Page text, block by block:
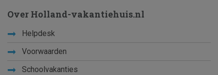
Over Holland-vakantiehuis.nl
Helpdesk
Voorwaarden
Schoolvakanties